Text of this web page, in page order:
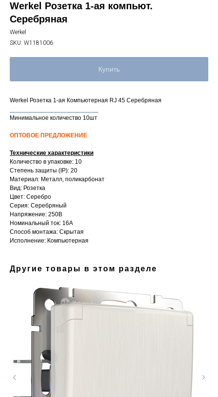
Werkel Розетка 1-ая компьют.
Серебряная
Werkel
SKU: W1181006
Купить
Werkel Розетка 1-ая Компьютерная RJ 45 Серебряная
Минимальное количество 10шт
ОПТОВОЕ ПРЕДЛОЖЕНИЕ
Технические характеристики
Количество в упаковке: 10
Степень защиты (IP): 20
Материал: Металл, поликарбонат
Вид: Розетка
Цвет: Серебро
Серия: Серебряный
Напряжение: 250В
Номинальный ток: 16А
Способ монтажа: Скрытая
Исполнение: Компьютерная
Другие товары в этом разделе